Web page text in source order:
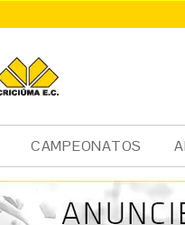
CAMPEONATOS